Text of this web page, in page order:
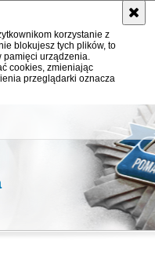
korzystanie z
blokujesz tych plików, to
pamięci urządzenia.
cookies, zmieniając
przeglądarki oznacza